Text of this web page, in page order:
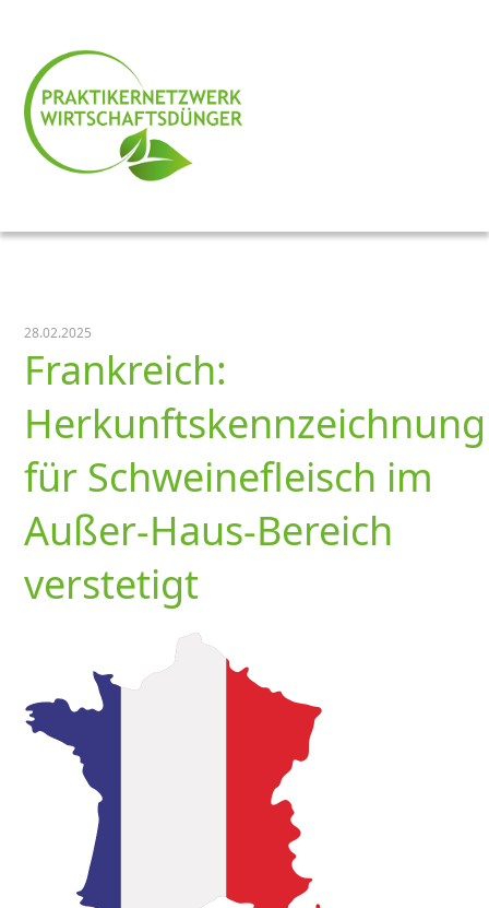
28.02.2025
Frankreich:
Herkunftskennzeichnung
für Schweinefleisch im
Außer-Haus-Bereich
verstetigt